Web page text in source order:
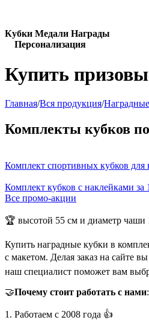
Кубки Медали Награды
Персонализация
Купить
Главная/Вся продукция/
Комплекты кубков
Комплект спортивных кубков для
Комплект кубков с наклейками
Все промо-акции
🏆 высотой 55 см и диаметр чаши
Купить наградные кубки в
с макетом. Делая заказ на сайте
наш специалист поможет вам
🤝Почему стоит работать с нами:
1. Работаем с 2008 года 👍